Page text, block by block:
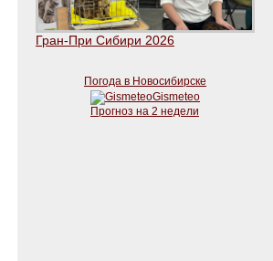
Гран-При Сибири 2026
Погода в Новосибирске
Gismeteo
Прогноз на 2 недели